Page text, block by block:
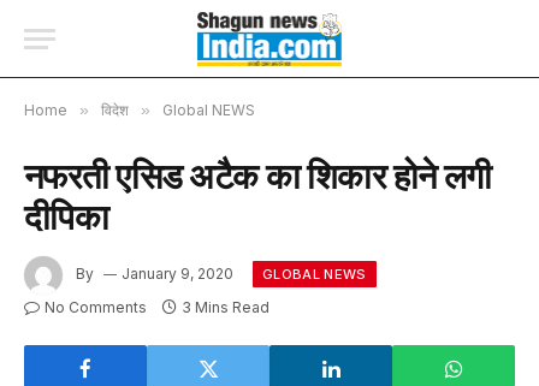
Home » विदेश » Global NEWS
नफरती एसिड अटैक का शिकार होने लगी
दीपिका
By January 9, 2020 GLOBAL NEWS
No Comments 3 Mins Read